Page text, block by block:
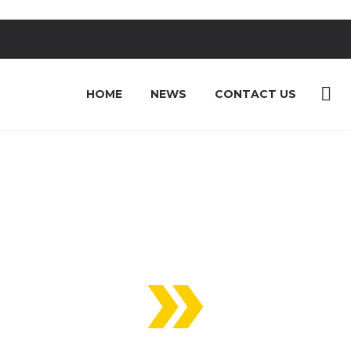
HOME NEWS CONTACT US